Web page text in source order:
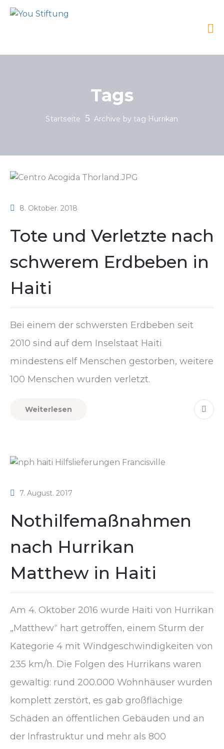
Tags
Startseite Archive by tag Hurrikan
8. Oktober. 2018
Tote und Verletzte nach
schwerem Erdbeben in
Haiti
Bei einem der schwersten Erdbeben seit
2010 sind auf dem Inselstaat Haiti
mindestens elf Menschen gestorben, weitere
100 Menschen wurden verletzt.
Weiterlesen
7. August. 2017
Nothilfemaßnahmen
nach Hurrikan
Matthew in Haiti
Am 4. Oktober 2016 wurde Haiti von Hurrikan
„Matthew“ hart getroffen, einem Sturm der
Kategorie 4 mit Windgeschwindigkeiten von
235 km/h. Die Folgen des Hurrikans waren
gewaltig: rund 200.000 Wohnhäuser wurden
komplett zerstört, es gab großflächige
Schäden an öffentlichen Gebäuden und an
der Infrastruktur und mehr als 800